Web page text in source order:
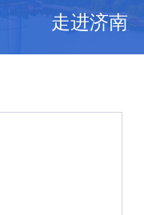
走进济南